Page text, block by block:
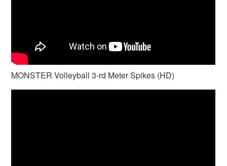
MONSTER Volleyball 3-rd Meter Spikes (HD)